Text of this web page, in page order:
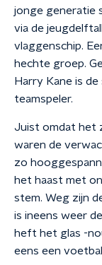
jonge generatie
via de
vlaggenschip.
hechte groep.
Harry Kane is
teamspeler.
Juist omdat het
waren de
zo
het haast met
stem. Weg zijn
is ineens weer
heft het glas -
eens een